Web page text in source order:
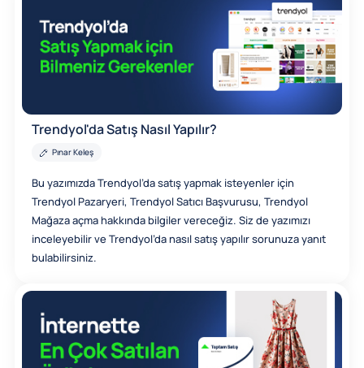
Trendyol'da Satış Nasıl Yapılır?
Pınar Keleş
Bu yazımızda Trendyol’da satış yapmak isteyenler için
Trendyol Pazaryeri, Trendyol Satıcı Başvurusu, Trendyol
Mağaza açma hakkında bilgiler vereceğiz. Siz de yazımızı
inceleyebilir ve Trendyol’da nasıl satış yapılır sorunuza yanıt
bulabilirsiniz.